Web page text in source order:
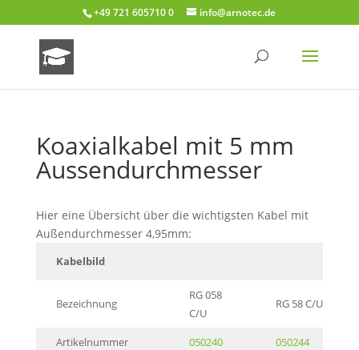
+49 721 605710 0 info@arnotec.de
Koaxialkabel mit 5 mm
Aussendurchmesser
Hier eine Übersicht über die wichtigsten Kabel mit
Außendurchmesser 4,95mm:
Kabelbild
Bezeichnung
RG 058
C/U
RG 58 C/U
Artikelnummer 050240
050244